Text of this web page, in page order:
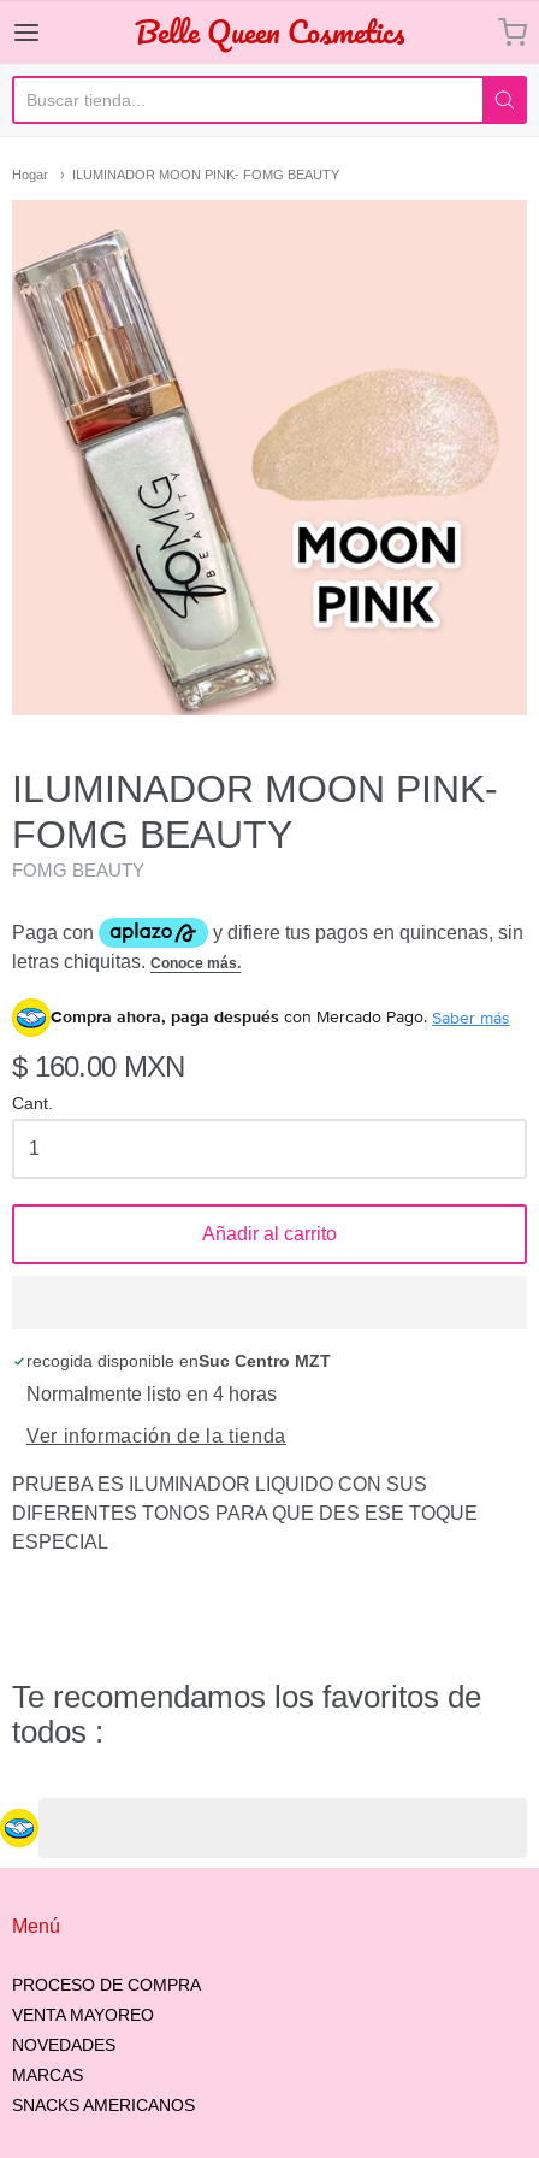
Belle Queen Cosmetics
Belle Queen Cosmetics
Hogar ILUMINADOR MOON PINK- FOMG BEAUTY
ILUMINADOR MOON PINK-
FOMG BEAUTY
FOMG BEAUTY
Compra ahora, paga después con Mercado Pago. Saber más
$ 160.00 MXN
Cant.
Añadir al carrito
recogida disponible enSuc Centro MZT
Normalmente listo en 4 horas
Ver información de la tienda
PRUEBA ES ILUMINADOR LIQUIDO CON SUS
DIFERENTES TONOS PARA QUE DES ESE TOQUE
ESPECIAL
Te recomendamos los favoritos de
todos :
Menú
PROCESO DE COMPRA
VENTA MAYOREO
NOVEDADES
MARCAS
SNACKS AMERICANOS